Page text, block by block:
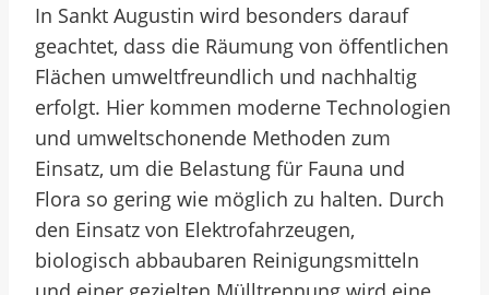
In Sankt Augustin wird besonders darauf
geachtet, dass die Räumung von öffentlichen
Flächen umweltfreundlich und nachhaltig
erfolgt. Hier kommen moderne Technologien
und umweltschonende Methoden zum
Einsatz, um die Belastung für Fauna und
Flora so gering wie möglich zu halten. Durch
den Einsatz von Elektrofahrzeugen,
biologisch abbaubaren Reinigungsmitteln